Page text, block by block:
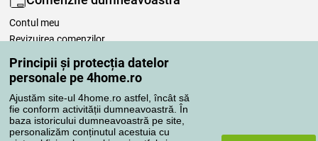
Principii și protecția datelor
personale pe 4home.ro
Ajustăm site-ul 4home.ro astfel, încât să
fie conform activității dumneavoastră. În
baza istoricului dumneavoastră pe site,
personalizăm conținutul acestuia cu
Contul meu
Revizuirea comenzilor
Reclamaţii
Retragere de la contract
Regulile de procesare a recenziilor
Metode de transport